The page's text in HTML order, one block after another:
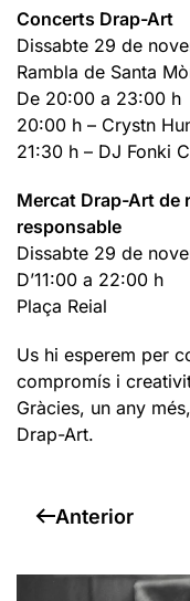
Concerts Drap-Art
Dissabte 29 de
Rambla de Santa
De 20:00 a 23:00 h
20:00 h – Crystn
21:30 h – DJ Fonki
Mercat Drap-Art de
responsable
Dissabte 29 de
D’11:00 a 22:00 h
Plaça Reial
Us hi esperem per
compromís i
Gràcies, un any
Drap-Art.
Anterior